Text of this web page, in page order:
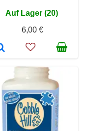
Auf Lager (20)
6,00 €